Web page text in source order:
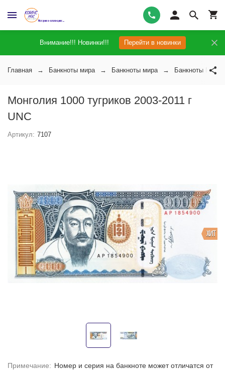
Внимание!!! Новинки!!! Перейти в новинки
Главная Банкноты мира Банкноты мира Банкноты
Монголия 1000 тугриков 2003-2011 г
UNC
Артикул: 7107
ХИТ
Примечание: Номер и серия на банкноте может отличатся от